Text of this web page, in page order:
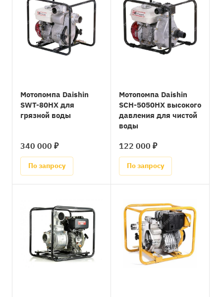
Мотопомпа Daishin
SWT-80HX для
грязной воды
340 000 ₽
По запросу
Мотопомпа Daishin
SCH-5050HX высокого
давления для чистой
воды
122 000 ₽
По запросу